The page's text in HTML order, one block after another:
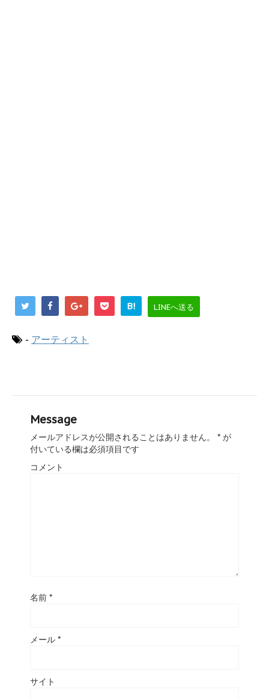
B! LINEへ送る
- アーティスト
Message
メールアドレスが公開されることはありません。 * が
付いている欄は必須項目です
コメント
名前 *
メール *
サイト